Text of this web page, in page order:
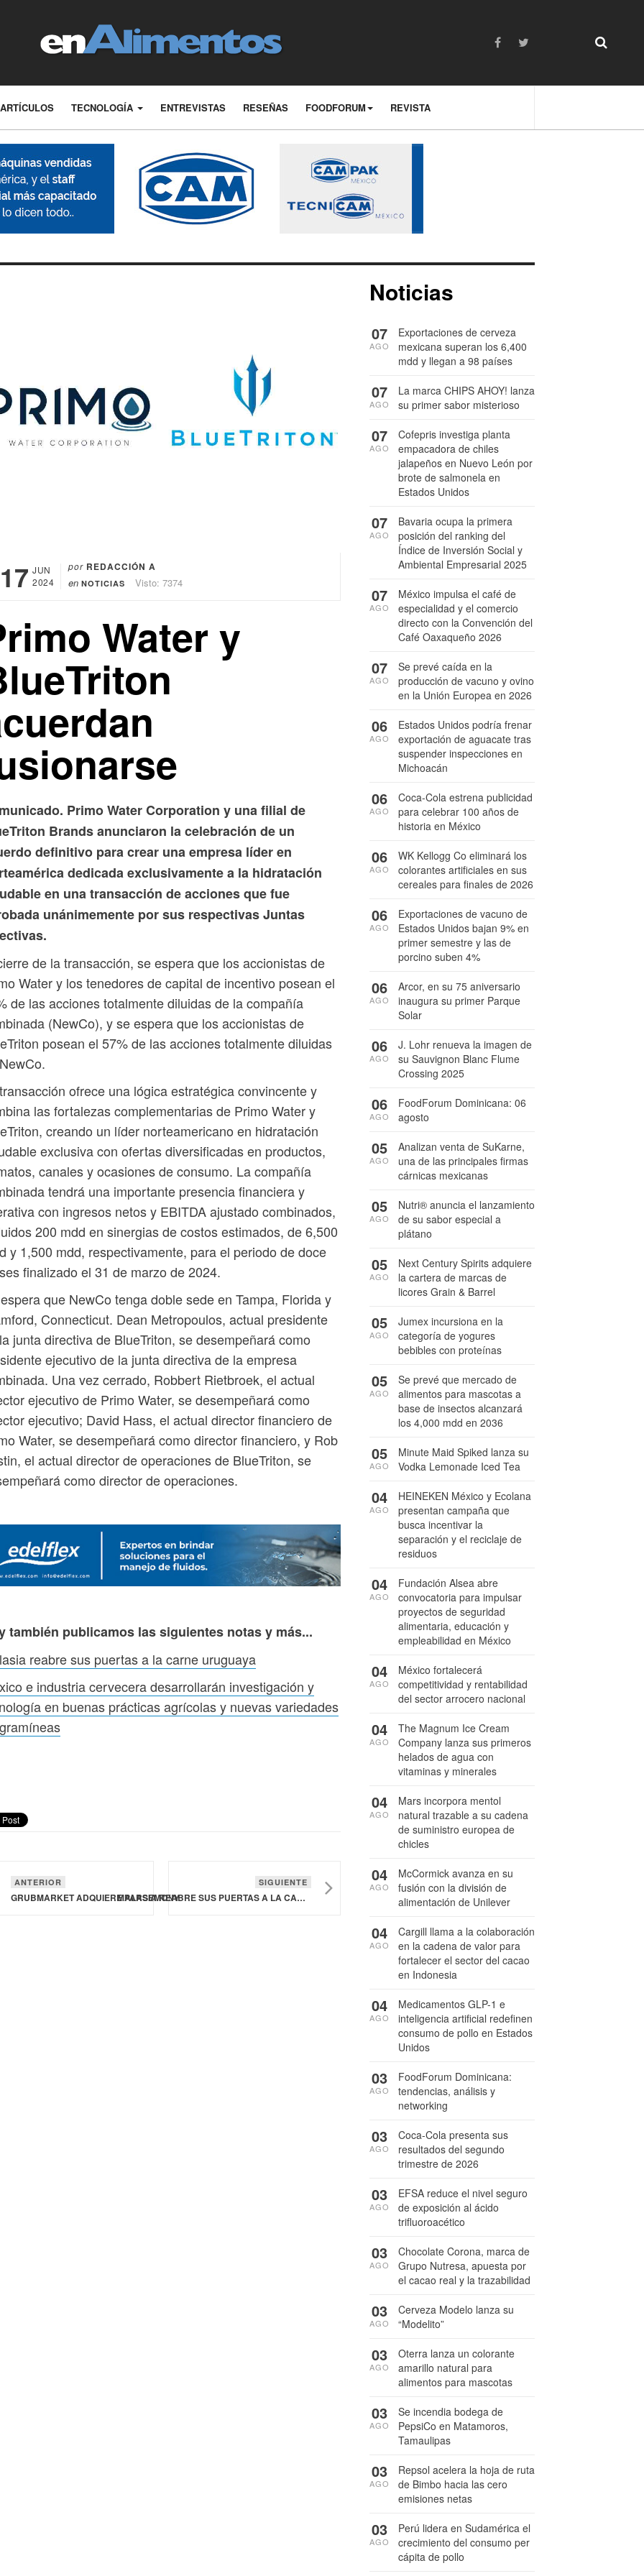
ARTÍCULOS TECNOLOGÍA ENTREVISTAS RESEÑAS FOODFORUM REVISTA
17 JUN
2024
por REDACCIÓN A
en NOTICIAS Visto: 7374
Water y
Primo Water Corporation y una filial de
Brands anunciaron la celebración de un
definitivo para crear una empresa líder en
dedicada exclusivamente a la hidratación
en una transacción de acciones que fue
unánimemente por sus respectivas Juntas
de la transacción, se espera que los accionistas de
Water y los tenedores de capital de incentivo posean el
de las acciones totalmente diluidas de la compañía
(NewCo), y se espera que los accionistas de
posean el 57% de las acciones totalmente diluidas
ofrece una lógica estratégica convincente y
las fortalezas complementarias de Primo Water y
creando un líder norteamericano en hidratación
exclusiva con ofertas diversificadas en productos,
canales y ocasiones de consumo. La compañía
tendrá una importante presencia financiera y
con ingresos netos y EBITDA ajustado combinados,
200 mdd en sinergias de costos estimados, de 6,500
y 1,500 mdd, respectivamente, para el periodo de doce
finalizado el 31 de marzo de 2024.
que NewCo tenga doble sede en Tampa, Florida y
Connecticut. Dean Metropoulos, actual presidente
junta directiva de BlueTriton, se desempeñará como
ejecutivo de la junta directiva de la empresa
Una vez cerrado, Robbert Rietbroek, el actual
ejecutivo de Primo Water, se desempeñará como
ejecutivo; David Hass, el actual director financiero de
Water, se desempeñará como director financiero, y Rob
el actual director de operaciones de BlueTriton, se
como director de operaciones.
también publicamos las siguientes notas y más...
reabre sus puertas a la carne uruguaya
e industria cervecera desarrollarán investigación y
en buenas prácticas agrícolas y nuevas variedades
ANTERIOR
GRUBMARKET ADQUIERE PARSEMONY
SIGUIENTE
MALASIA REABRE SUS PUERTAS A LA CARNE URUGUAYA
Noticias
Exportaciones de cerveza
mexicana superan los 6,400
mdd y llegan a 98 países
07
AGO
La marca CHIPS AHOY! lanza
su primer sabor misterioso
07
AGO
Cofepris investiga planta
empacadora de chiles
jalapeños en Nuevo León por
brote de salmonela en
Estados Unidos
07
AGO
Bavaria ocupa la primera
posición del ranking del
Índice de Inversión Social y
Ambiental Empresarial 2025
07
AGO
México impulsa el café de
especialidad y el comercio
directo con la Convención del
Café Oaxaqueño 2026
07
AGO
Se prevé caída en la
producción de vacuno y ovino
en la Unión Europea en 2026
07
AGO
Estados Unidos podría frenar
exportación de aguacate tras
suspender inspecciones en
Michoacán
06
AGO
Coca-Cola estrena publicidad
para celebrar 100 años de
historia en México
06
AGO
WK Kellogg Co eliminará los
colorantes artificiales en sus
cereales para finales de 2026
06
AGO
Exportaciones de vacuno de
Estados Unidos bajan 9% en
primer semestre y las de
porcino suben 4%
06
AGO
Arcor, en su 75 aniversario
inaugura su primer Parque
Solar
06
AGO
J. Lohr renueva la imagen de
su Sauvignon Blanc Flume
Crossing 2025
06
AGO
FoodForum Dominicana: 06
agosto
06
AGO
Analizan venta de SuKarne,
una de las principales firmas
cárnicas mexicanas
05
AGO
Nutri® anuncia el lanzamiento
de su sabor especial a
plátano
05
AGO
Next Century Spirits adquiere
la cartera de marcas de
licores Grain & Barrel
05
AGO
Jumex incursiona en la
categoría de yogures
bebibles con proteínas
05
AGO
Se prevé que mercado de
alimentos para mascotas a
base de insectos alcanzará
los 4,000 mdd en 2036
05
AGO
Minute Maid Spiked lanza su
Vodka Lemonade Iced Tea
05
AGO
HEINEKEN México y Ecolana
presentan campaña que
busca incentivar la
separación y el reciclaje de
residuos
04
AGO
Fundación Alsea abre
convocatoria para impulsar
proyectos de seguridad
alimentaria, educación y
empleabilidad en México
04
AGO
México fortalecerá
competitividad y rentabilidad
del sector arrocero nacional
04
AGO
The Magnum Ice Cream
Company lanza sus primeros
helados de agua con
vitaminas y minerales
04
AGO
Mars incorpora mentol
natural trazable a su cadena
de suministro europea de
chicles
04
AGO
McCormick avanza en su
fusión con la división de
alimentación de Unilever
04
AGO
Cargill llama a la colaboración
en la cadena de valor para
fortalecer el sector del cacao
en Indonesia
04
AGO
Medicamentos GLP-1 e
inteligencia artificial redefinen
consumo de pollo en Estados
Unidos
04
AGO
FoodForum Dominicana:
tendencias, análisis y
networking
03
AGO
Coca-Cola presenta sus
resultados del segundo
trimestre de 2026
03
AGO
EFSA reduce el nivel seguro
de exposición al ácido
trifluoroacético
03
AGO
Chocolate Corona, marca de
Grupo Nutresa, apuesta por
el cacao real y la trazabilidad
03
AGO
Cerveza Modelo lanza su
“Modelito”
03
AGO
Oterra lanza un colorante
amarillo natural para
alimentos para mascotas
03
AGO
Se incendia bodega de
PepsiCo en Matamoros,
Tamaulipas
03
AGO
Repsol acelera la hoja de ruta
de Bimbo hacia las cero
emisiones netas
03
AGO
Perú lidera en Sudamérica el
crecimiento del consumo per
cápita de pollo
03
AGO